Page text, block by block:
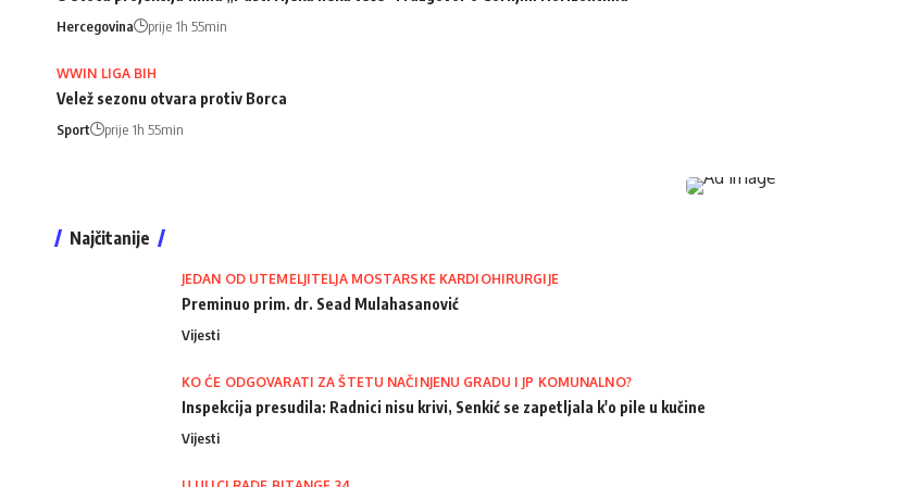
Hercegovina prije 1h 55min
WWIN LIGA BIH
Velež sezonu otvara protiv Borca
Sport prije 1h 55min
Najčitanije
JEDAN OD UTEMELJITELJA MOSTARSKE KARDIOHIRURGIJE
Preminuo prim. dr. Sead Mulahasanović
Vijesti
KO ĆE ODGOVARATI ZA ŠTETU NAČINJENU GRADU I JP KOMUNALNO?
Inspekcija presudila: Radnici nisu krivi, Senkić se zapetljala k'o pile u kučine
Vijesti